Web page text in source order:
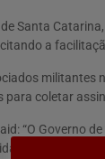
Santa
a
militantes
coletar
“O Governo
preventiva,